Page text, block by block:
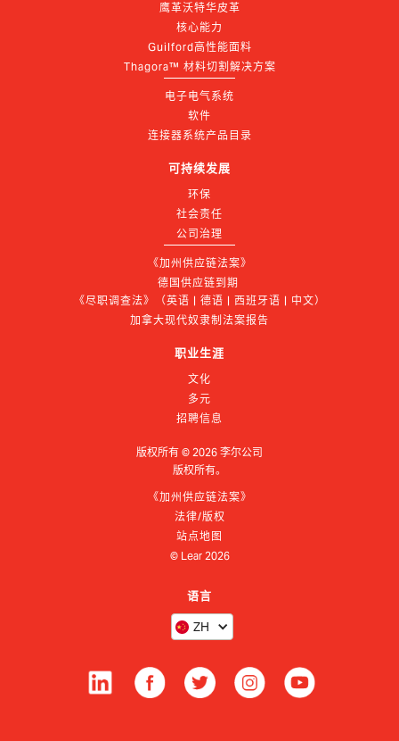
鹰革沃特华皮革
核心能力
Guilford高性能面料
Thagora™ 材料切割解决方案
电子电气系统
软件
连接器系统产品目录
可持续发展
环保
社会责任
公司治理
《加州供应链法案》
德国供应链到期
《尽职调查法》（英语 | 德语 | 西班牙语 | 中文）
加拿大现代奴隶制法案报告
职业生涯
文化
多元
招聘信息
版权所有 © 2026 李尔公司
版权所有。
《加州供应链法案》
法律/版权
站点地图
© Lear 2026
语言
ZH